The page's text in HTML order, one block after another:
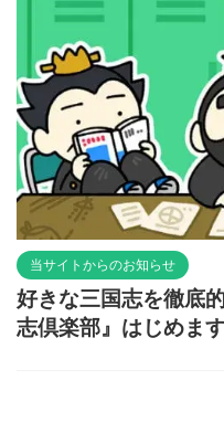
当サイトからのお知らせ
好きな三国志を徹底
志倶楽部』はじめま